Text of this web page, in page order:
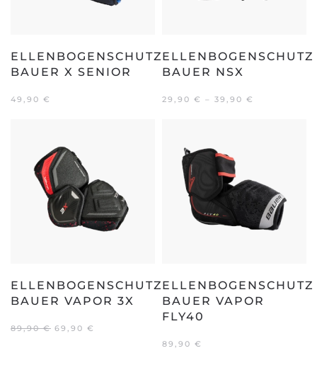
ELLENBOGENSCHUTZ
BAUER X SENIOR
49,90 €
ELLENBOGENSCHUTZ
BAUER NSX
29,90 € – 39,90 €
ELLENBOGENSCHUTZ
BAUER VAPOR 3X
89,90€ URSPRÜNGLICHER
69,90 €
ELLENBOGENSCHUTZ
BAUER VAPOR
FLY40
89,90 €